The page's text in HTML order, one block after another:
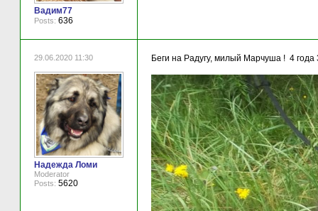
Вадим77
Posts: 636
29.06.2020 11:30
Надежда Ломи
Moderator
Posts: 5620
Беги на Радугу, милый Марчуша ! 4